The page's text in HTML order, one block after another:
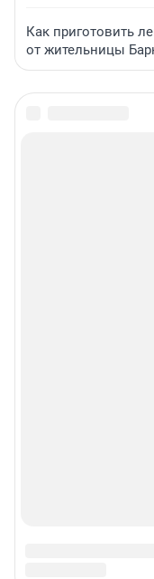
Как приготовить
от жительницы